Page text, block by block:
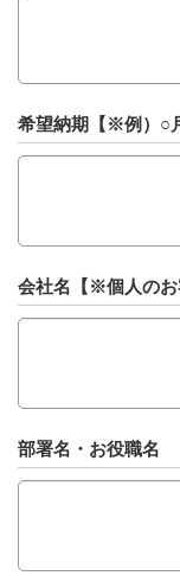
希望納期【※例）○
会社名【※個人のお
部署名・お役職名